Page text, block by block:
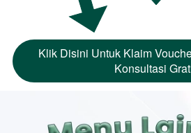
Klik Disini Untuk Klaim
Konsultasi